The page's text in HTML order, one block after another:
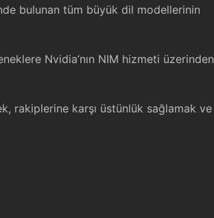
bulunan tüm büyük dil modellerinin
Nvidia’nın NIM hizmeti üzerinden
rakiplerine karşı üstünlük sağlamak ve